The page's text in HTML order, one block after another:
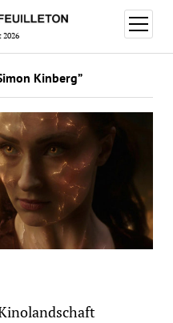
2026
Menü
öffnen
Kinberg”